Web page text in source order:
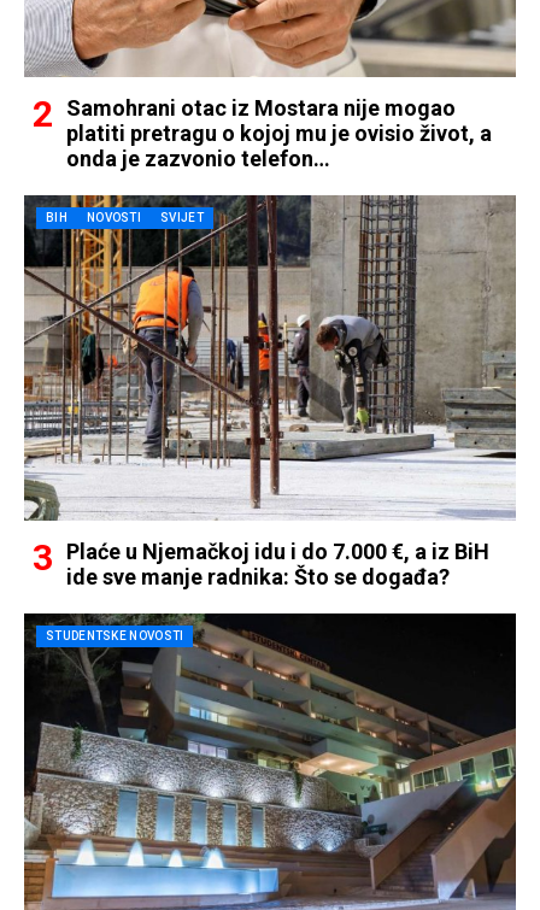
Samohrani otac iz Mostara nije mogao
platiti pretragu o kojoj mu je ovisio život, a
onda je zazvonio telefon…
BIH NOVOSTI SVIJET
Plaće u Njemačkoj idu i do 7.000 €, a iz BiH
ide sve manje radnika: Što se događa?
STUDENTSKE NOVOSTI